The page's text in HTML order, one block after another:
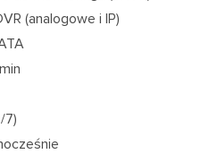
(analogowe i IP)
7)